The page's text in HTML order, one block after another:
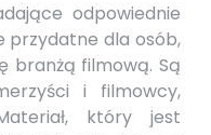
odpowiednie
przydatne dla osób,
branżą filmową. Są
i filmowcy,
który jest